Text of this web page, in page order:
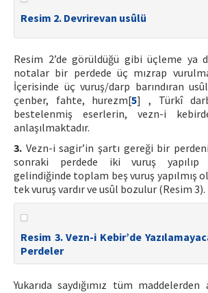
Resim 2. Devrirevan usûlü
Resim 2’de görüldüğü gibi üçleme ya
notalar bir perdede üç mızrap
İçerisinde üç vuruş/darp barındıran
çenber, fahte, hurezm[5] , Türkî
bestelenmiş eserlerin, vezn-i kebirde
anlaşılmaktadır.
3. Vezn-i sagir’in şartı gereği bir
sonraki perdede iki vuruş yapılıp
gelindiğinde toplam beş vuruş yapılmış
tek vuruş vardır ve usûl bozulur (Resim 3).
Resim 3. Vezn-i Kebir’de
Perdeler
Yukarıda saydığımız tüm maddelerden